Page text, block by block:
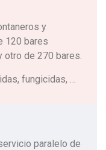
y
120 bares
otro de 270 bares.
fungicidas, …
paralelo de